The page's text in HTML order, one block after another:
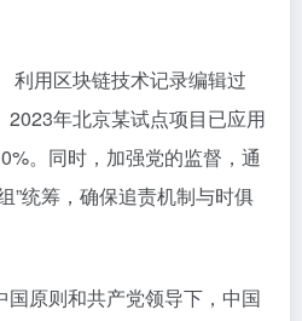
利用区块链技术记录编辑过
年北京某试点项目已应用
。同时，加强党的监督，通
”统筹，确保追责机制与时俱
原则和共产党领导下，中国